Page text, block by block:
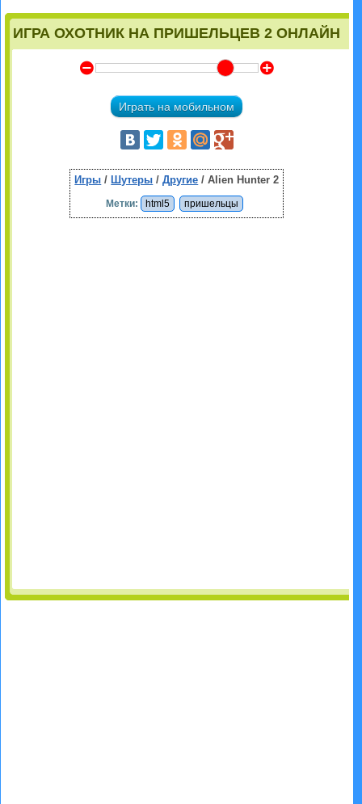
ИГРА ОХОТНИК НА ПРИШЕЛЬЦЕВ 2 ОНЛАЙН
Y Z
Играть на мобильном
Игры / Шутеры /Другие / Alien Hunter 2
Метки: html5 пришельцы